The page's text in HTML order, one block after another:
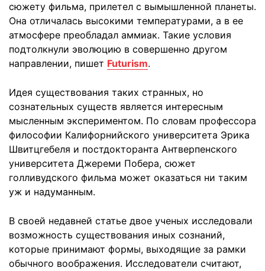
сюжету фильма, прилетел с вымышленной планеты.
Она отличалась высокими температурами, а в ее
атмосфере преобладал аммиак. Такие условия
подтолкнули эволюцию в совершенно другом
направлении, пишет Futurism.
Идея существования таких странных, но
сознательных существ является интересным
мысленным экспериментом. По словам профессора
философии Калифорнийского университета Эрика
Швитцгебеля и постдокторанта Антверпенского
университета Джереми Побера, сюжет
голливудского фильма может оказаться ни таким
уж и надуманным.
В своей недавней статье двое ученых исследовали
возможность существования иных сознаний,
которые принимают формы, выходящие за рамки
обычного воображения. Исследователи считают,